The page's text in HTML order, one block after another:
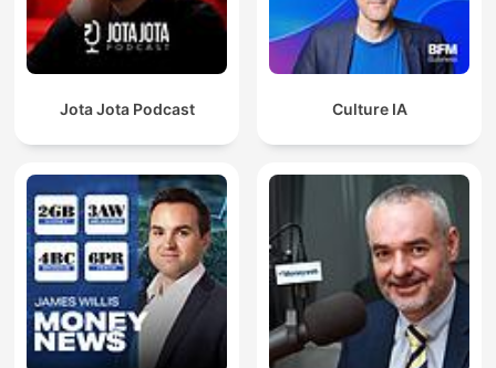
Jota Jota Podcast Culture IA